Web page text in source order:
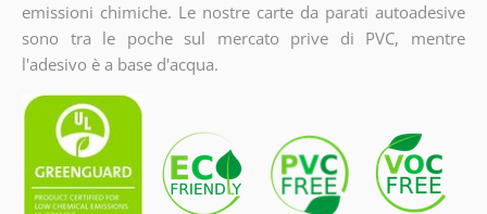
emissioni chimiche. Le nostre carte da parati autoadesive
sono tra le poche sul mercato prive di PVC, mentre
l'adesivo è a base d'acqua.